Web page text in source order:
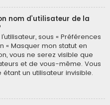
nom d’utilisateur de la
sous « Préférences
« Masquer mon statut en
vous ne serez visible que
et de vous-même. Vous
un utilisateur invisible.